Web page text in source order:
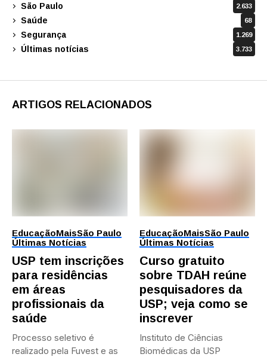
São Paulo 2.633
Saúde 68
Segurança 1.269
Últimas notícias 3.733
ARTIGOS RELACIONADOS
EducaçãoMaisSão Paulo
Últimas Notícias
USP tem inscrições
para residências
em áreas
profissionais da
saúde
Processo seletivo é
realizado pela Fuvest e as
EducaçãoMaisSão Paulo
Últimas Notícias
Curso gratuito
sobre TDAH reúne
pesquisadores da
USP; veja como se
inscrever
Instituto de Ciências
Biomédicas da USP